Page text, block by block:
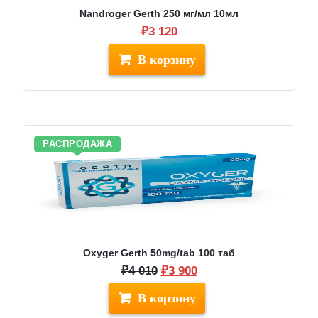
Nandroger Gerth 250 мг/мл 10мл
₽3 120
РАСПРОДАЖА
Oxyger Gerth 50mg/tab 100 таб
₽4 010 Первоначальная
цена
составляла
₽4
₽3 900Текущая
цена:
900.